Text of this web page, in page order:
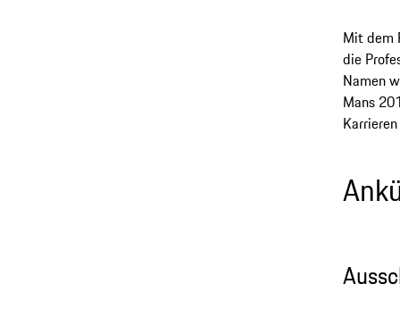
Mit dem
die
Namen
Mans